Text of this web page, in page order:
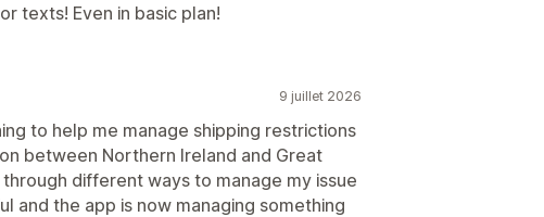
texts! Even in basic plan!
9 juillet 2026
to help me manage shipping restrictions
between Northern Ireland and Great
different ways to manage my issue
and the app is now managing something